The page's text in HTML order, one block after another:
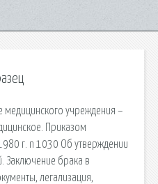
учреждения –
Приказом
г. n 1030 Об утверждении
Заключение брака в
легализация,